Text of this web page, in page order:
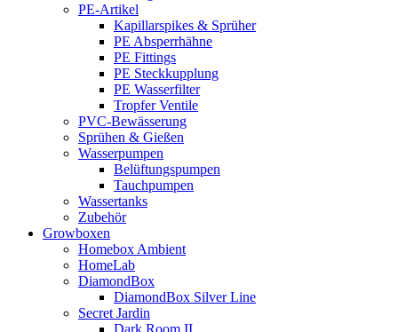
PE-Artikel
Kapillarspikes & Sprüher
PE Absperrhähne
PE Fittings
PE Steckkupplung
PE Wasserfilter
Tropfer Ventile
PVC-Bewässerung
Sprühen & Gießen
Wasserpumpen
Belüftungspumpen
Tauchpumpen
Wassertanks
Zubehör
Growboxen
Homebox Ambient
HomeLab
DiamondBox
DiamondBox Silver Line
Secret Jardin
Dark Room II